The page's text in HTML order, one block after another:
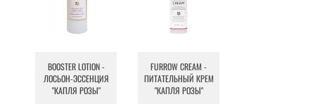
BOOSTER LOTION -
ЛОСЬОН-ЭССЕНЦИЯ
"КАПЛЯ РОЗЫ"
FURROW CREAM -
ПИТАТЕЛЬНЫЙ КРЕМ
"КАПЛЯ РОЗЫ"